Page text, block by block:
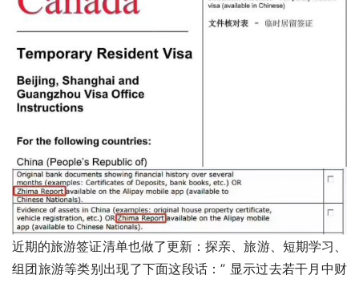
近期的旅游签证清单也做了更新：探亲、旅游、短期学习、
组团旅游等类别出现了下面这段话：” 显示过去若干月中财